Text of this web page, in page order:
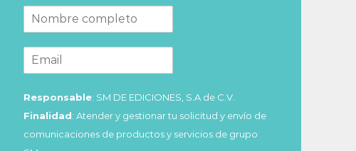
Responsable: SM DE EDICIONES, S.A de C.V.
Finalidad: Atender y gestionar tu solicitud y envío de
comunicaciones de productos y servicios de grupo